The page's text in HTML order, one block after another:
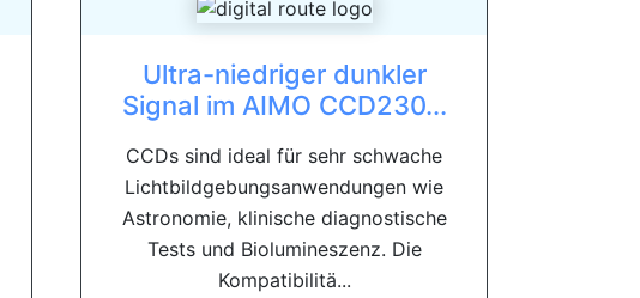
Ultra-niedriger dunkler
Signal im AIMO CCD230...
CCDs sind ideal für sehr schwache
Lichtbildgebungsanwendungen wie
Astronomie, klinische diagnostische
Tests und Biolumineszenz. Die
Kompatibilitä...